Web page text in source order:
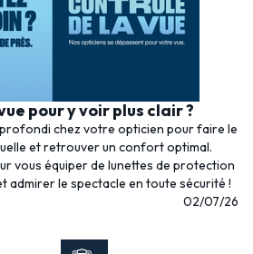
pour y voir plus clair ?
chez votre opticien pour faire le
et retrouver un confort optimal.
vous équiper de lunettes de protection
admirer le spectacle en toute sécurité !
02/07/26